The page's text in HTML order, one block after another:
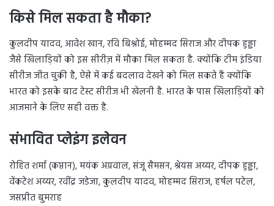
किसे मिल सकता है मौका?
कुलदीप यादव, आवेश खान, रवि बिश्नोई, मोहम्मद सिराज और दीपक हुड्डा
जैसे खिलाड़ियों को इस सीरीज़ में मौका मिल सकता है. क्योंकि टीम इंडिया
सीरीज जीत चुकी है, ऐसे में कई बदलाव देखने को मिल सकते हैं क्योंकि
भारत को इसके बाद टेस्ट सीरीज भी खेलनी है. भारत के पास खिलाड़ियों को
आजमाने के लिए सही वक्त है.
संभावित प्लेइंग इलेवन
रोहित शर्मा (कप्तान), मयंक अग्रवाल, संजू सैमसन, श्रेयस अय्यर, दीपक हुड्डा,
वेंकटेश अय्यर, रवींद्र जडेजा, कुलदीप यादव, मोहम्मद सिराज, हर्षल पटेल,
जसप्रीत बुमराह